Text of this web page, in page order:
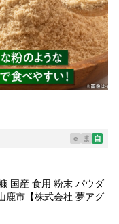
e ま 自
国産 食用 粉末 パウダ
鹿市【株式会社 夢アグ